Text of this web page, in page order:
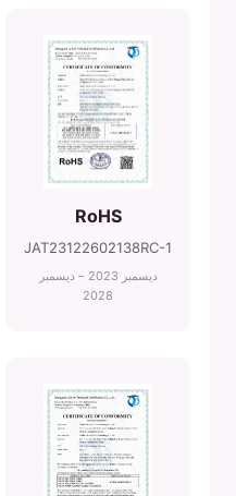
RoHS
JAT23122602138RC-1
ديسمبر 2023 – ديسمبر
2028